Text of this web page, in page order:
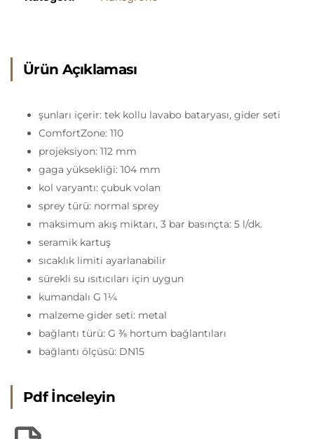
Ürün Açıklaması
şunları içerir: tek kollu lavabo bataryası, gider seti
ComfortZone: 110
projeksiyon: 112 mm
gaga yüksekliği: 104 mm
kol varyantı: çubuk volan
sprey türü: normal sprey
maksimum akış miktarı, 3 bar basınçta: 5 l/dk.
seramik kartuş
sıcaklık limiti ayarlanabilir
sürekli su ısıtıcıları için uygun
kumandalı G 1¼
malzeme gider seti: metal
bağlantı türü: G ⅜ hortum bağlantıları
bağlantı ölçüsü: DN15
Pdf İnceleyin